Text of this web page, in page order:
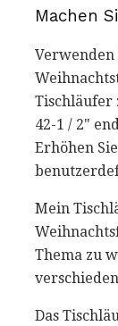
Machen
Verwenden
Tischläufer
42-1 / 2"
Erhöhen
Mein
Thema zu
Das